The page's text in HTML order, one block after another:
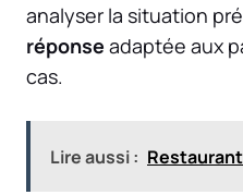
analyser la situation
réponse adaptée aux
cas.
Lire aussi :